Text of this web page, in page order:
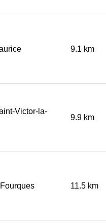
9.1 km
Victor-la-
9.9 km
11.5 km